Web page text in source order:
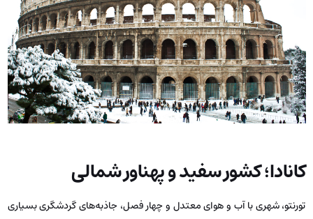
کانادا؛ کشور سفید و پهناور شمالی
تورنتو، شهری با آب و هوای معتدل و چهار فصل، جاذبه‌های گردشگری بسیاری